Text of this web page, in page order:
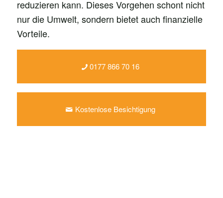
reduzieren kann. Dieses Vorgehen schont nicht
nur die Umwelt, sondern bietet auch finanzielle
Vorteile.
0177 866 70 16
Kostenlose Besichtigung